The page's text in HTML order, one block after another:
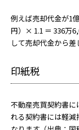
例えば売却代金が1
円）× 1.1 ＝336万
して売却代金から差
印紙税
不動産売買契約書に
れる契約書には軽減